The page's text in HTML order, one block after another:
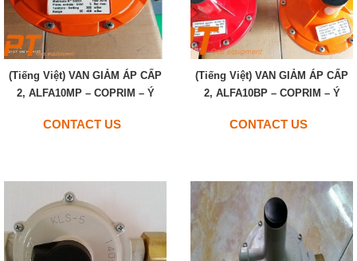
(Tiếng Việt) VAN GIẢM ÁP CẤP
2, ALFA10MP – COPRIM – Ý
CONTACT US
(Tiếng Việt) VAN GIẢM ÁP CẤP
2, ALFA10BP – COPRIM – Ý
CONTACT US